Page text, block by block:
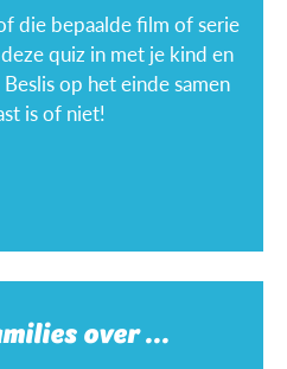
die bepaalde film of serie
quiz in met je kind en
op het einde samen
is of niet!
over ...